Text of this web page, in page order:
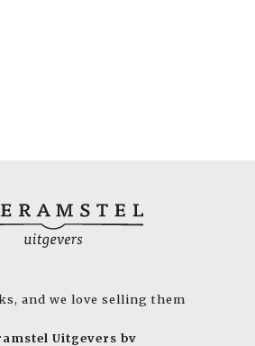
and we love selling them
Uitgevers bv